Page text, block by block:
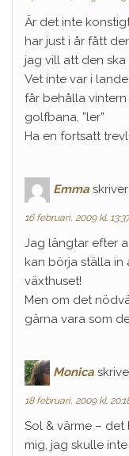
Är det inte
har just i år fått
jag vill att den
Vet inte var i
får behålla
golfbana, ”ler”
Ha en fortsatt
Emma skriver:
16 februari, 2009 kl. 13:37
Jag längtar efter
kan börja ställa in
växthuset!
Men om det
gärna vara som
Monica
18 februari, 2009 kl.
Sol & värme –
mig, jag skulle